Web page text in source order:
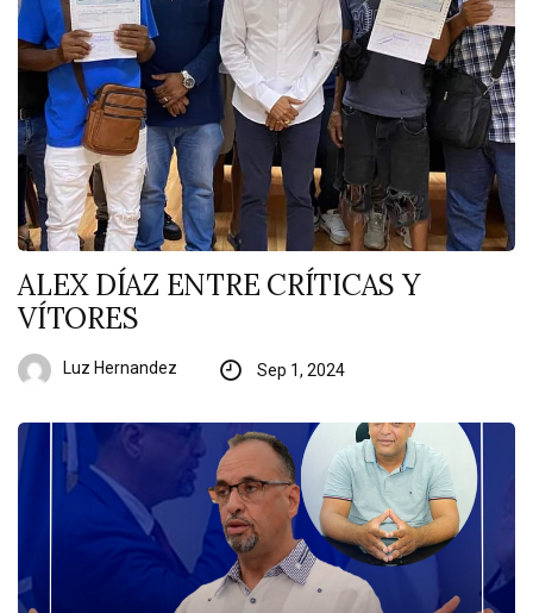
ALEX DÍAZ ENTRE CRÍTICAS Y
VÍTORES
Luz Hernandez Sep 1, 2024